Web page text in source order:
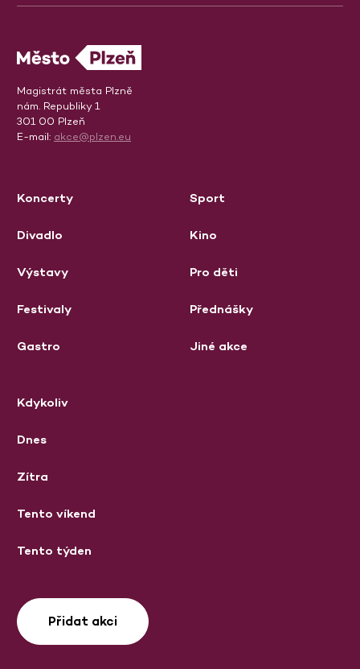
Magistrát města Plzně
nám. Republiky 1
301 00 Plzeň
E-mail: akce@plzen.eu
Koncerty
Divadlo
Výstavy
Festivaly
Gastro
Sport
Kino
Pro děti
Přednášky
Jiné akce
Kdykoliv
Dnes
Zítra
Tento víkend
Tento týden
Přidat akci